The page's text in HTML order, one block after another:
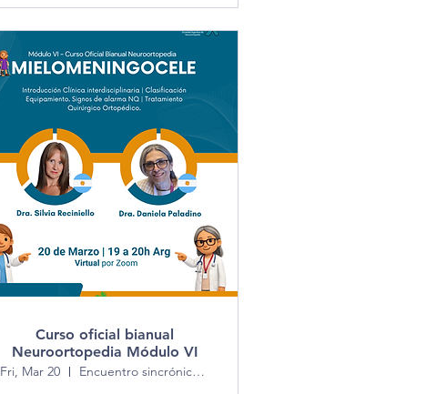
Curso oficial bianual
Neuroortopedia Módulo VI
Fri, Mar 20 Encuentro sincrónico vía Zoom